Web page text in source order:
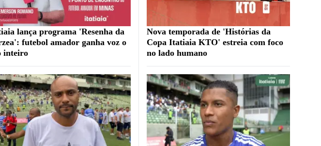
lança programa 'Resenha da
futebol amador ganha voz o
inteiro
Nova temporada de 'Histórias da
Copa Itatiaia KTO' estreia com foco
no lado humano